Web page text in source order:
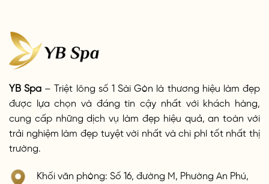
YB Spa – Triệt lông số 1 Sài Gòn là thương hiệu làm đẹp
được lựa chọn và đáng tin cậy nhất với khách hàng,
cung cấp những dịch vụ làm đẹp hiệu quả, an toàn với
trải nghiệm làm đẹp tuyệt vời nhất và chi phí tốt nhất thị
trường.
Khối văn phòng: Số 16, đường M, Phường An Phú,